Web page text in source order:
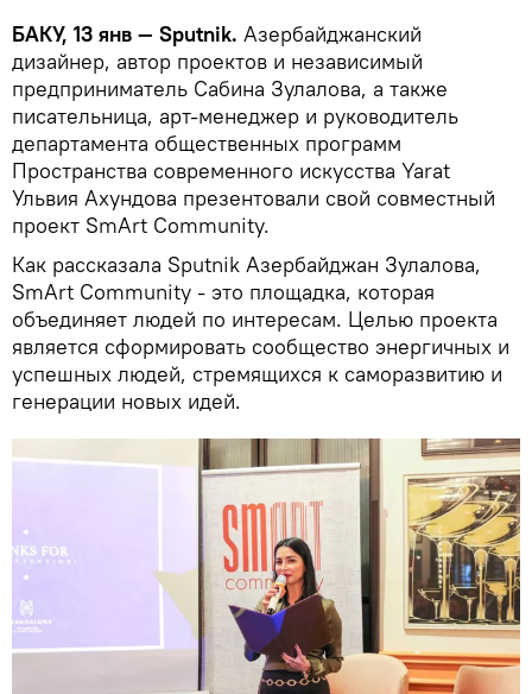
БАКУ, 13 янв — Sputnik. Азербайджанский
дизайнер, автор проектов и независимый
предприниматель Сабина Зулалова, а также
писательница, арт-менеджер и руководитель
департамента общественных программ
Пространства современного искусства Yarat
Ульвия Ахундова презентовали свой совместный
проект SmArt Community.
Как рассказала Sputnik Азербайджан Зулалова,
SmArt Community - это площадка, которая
объединяет людей по интересам. Целью проекта
является сформировать сообщество энергичных и
успешных людей, стремящихся к саморазвитию и
генерации новых идей.